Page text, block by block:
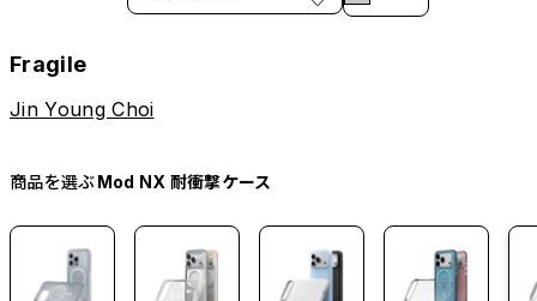
Fragile
Jin Young Choi
商品を選ぶMod NX 耐衝撃ケース